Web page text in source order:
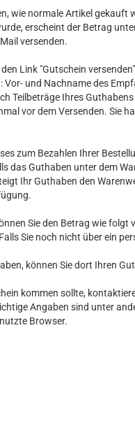
wie normale Artikel gekauft
erscheint der Betrag
versenden.
Link "Gutschein
und Nachname des
Teilbeträge Ihres
vor dem Versenden. Sie
zum Bezahlen Ihrer
das Guthaben unter dem
Ihr Guthaben den
Sie den Betrag wie folgt
Sie noch nicht über ein
können Sie dort Ihren
kommen sollte,
Angaben sind unter
Browser.